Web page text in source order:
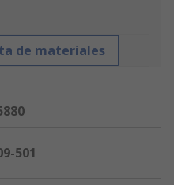
de materiales
501